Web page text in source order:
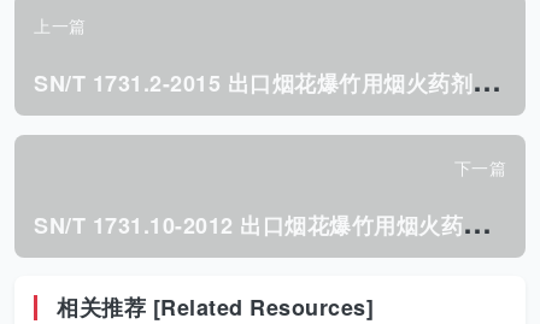
上一篇
S
N/T 1731.2-2015 出口烟花爆竹用烟火药剂安全性能检验 方法第2部分:75℃热安定性测定.pdf
下一篇
S
N/T 1731.10-2012 出口烟花爆竹用烟火药剂安全性能 检验方法 第10部分:静电火花感度测试方法.pdf
相关推荐 [Related Resources]